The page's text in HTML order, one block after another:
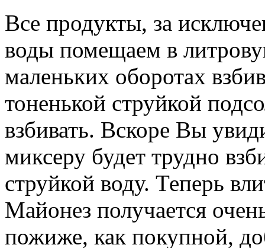
Все продукты, за
воды помещаем в
маленьких оборотах
тоненькой струйкой
взбивать. Вскоре Вы
миксеру будет трудно
струйкой воду. Теперь
Майонез получается
пожиже, как покупной,